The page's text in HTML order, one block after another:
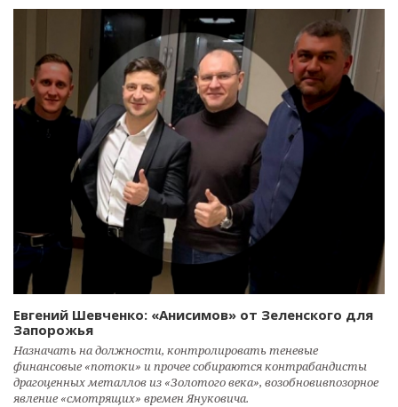
Евгений Шевченко: «Анисимов» от Зеленского для
Запорожья
Назначать на должности, контролировать теневые
финансовые «потоки» и прочее собираются контрабандисты
драгоценных металлов из «Золотого века», возобновивпозорное
явление «смотрящих» времен Януковича.